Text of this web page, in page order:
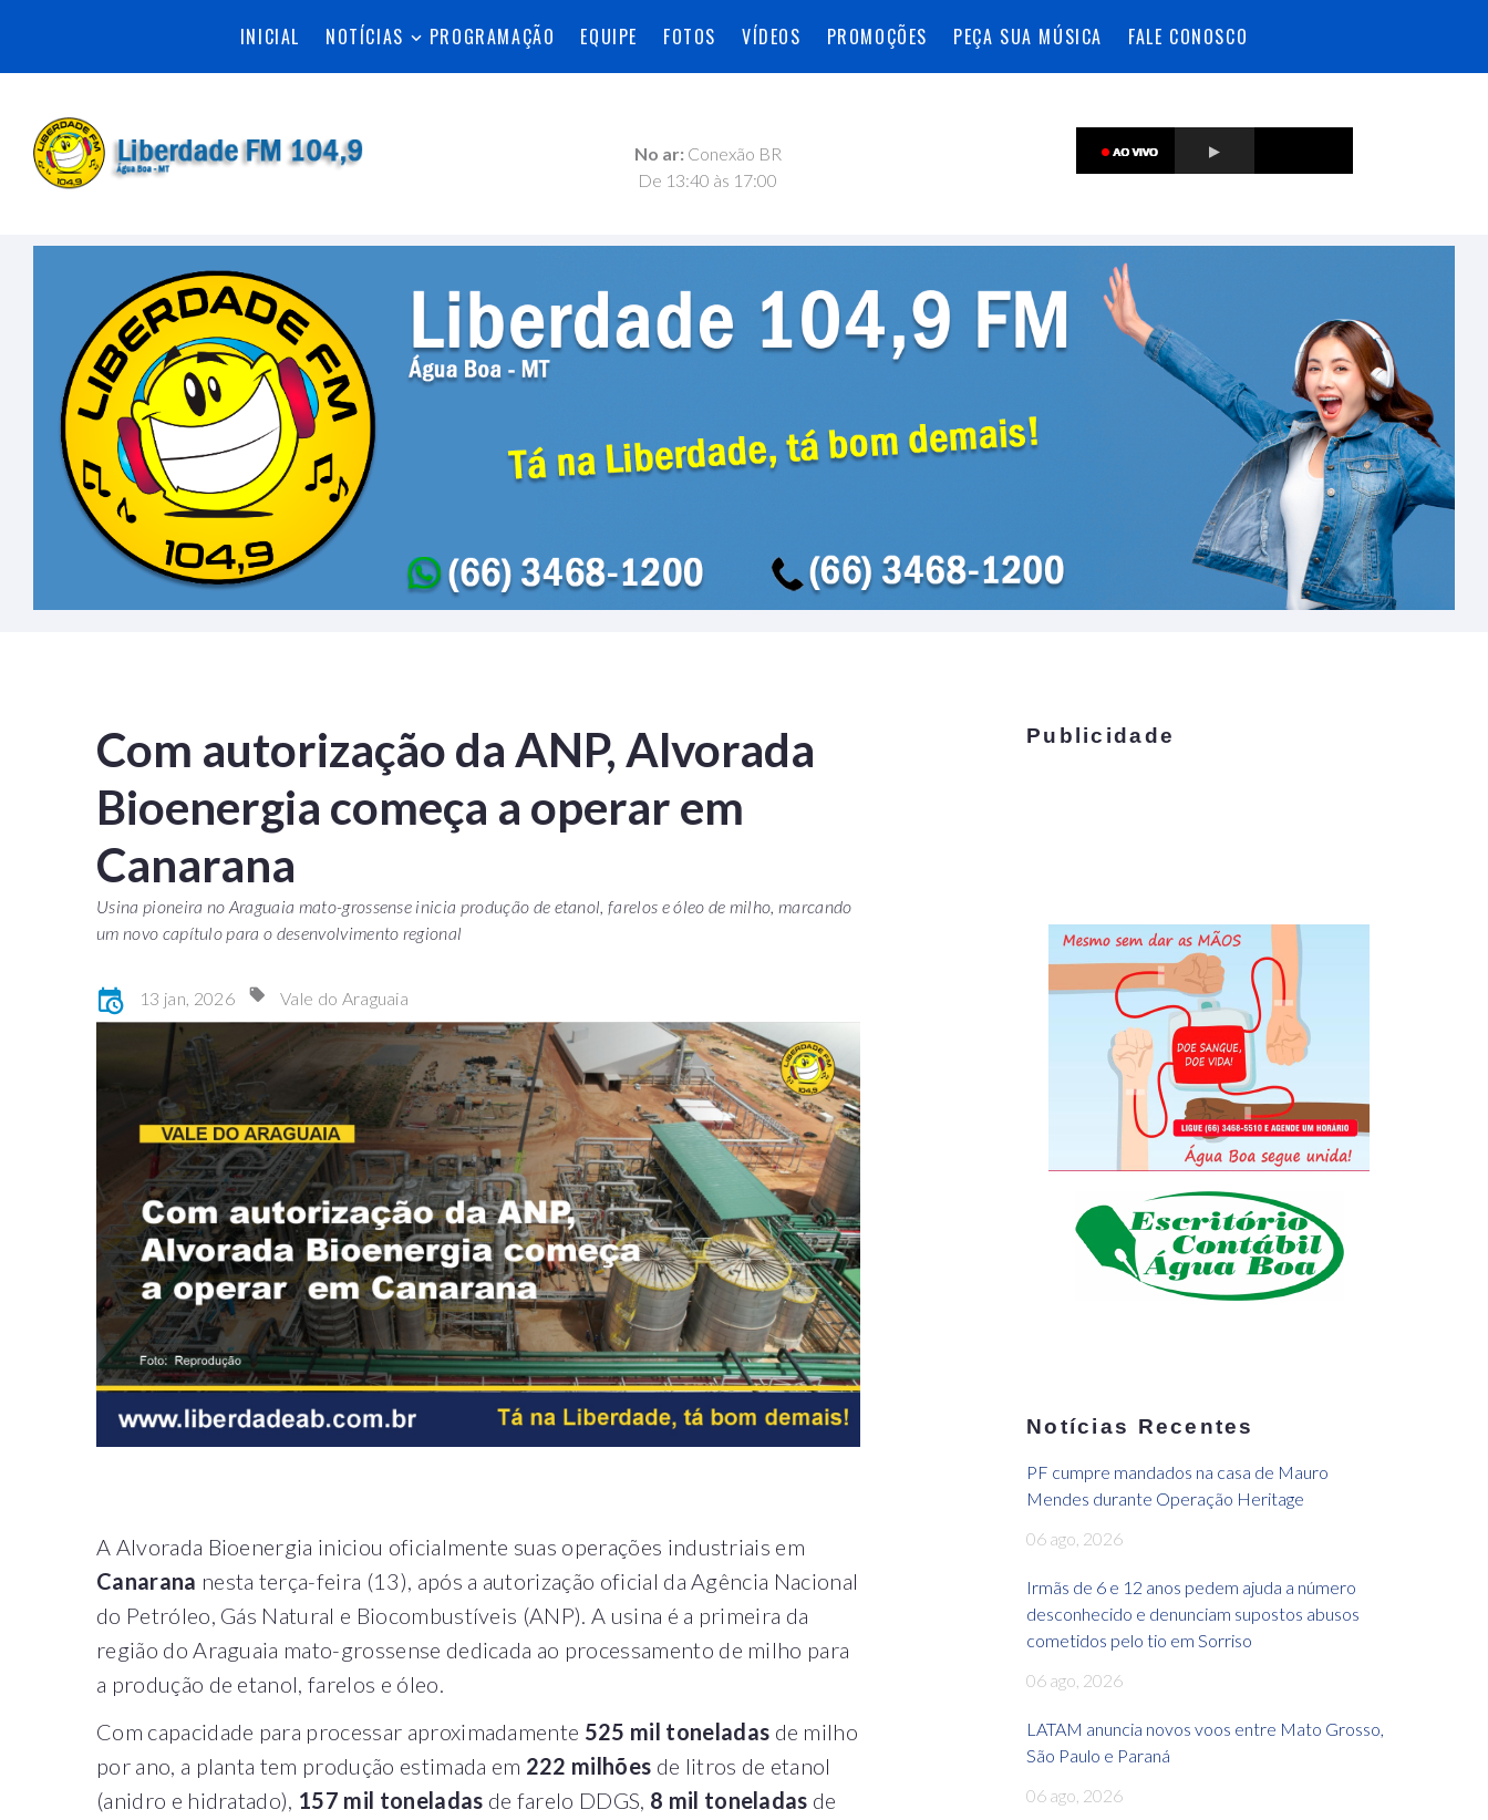
INICIAL NOTÍCIAS PROGRAMAÇÃO EQUIPE FOTOS VÍDEOS PROMOÇÕES PEÇA SUA MÚSICA FALE CONOSCO
No ar: Conexão BR
De 13:40 às 17:00
Com autorização da ANP, Alvorada
Bioenergia começa a operar em
Canarana
Usina pioneira no Araguaia mato-grossense inicia produção de etanol, farelos e óleo de milho, marcando
um novo capítulo para o desenvolvimento regional
13 jan, 2026 Vale do Araguaia
A Alvorada Bioenergia iniciou oficialmente suas operações industriais em
Canarana nesta terça-feira (13), após a autorização oficial da Agência Nacional
do Petróleo, Gás Natural e Biocombustíveis (ANP). A usina é a primeira da
região do Araguaia mato-grossense dedicada ao processamento de milho para
a produção de etanol, farelos e óleo.
Com capacidade para processar aproximadamente 525 mil toneladas de milho
por ano, a planta tem produção estimada em 222 milhões de litros de etanol
(anidro e hidratado), 157 mil toneladas de farelo DDGS, 8 mil toneladas de
Publicidade
Notícias Recentes
PF cumpre mandados na casa de Mauro
Mendes durante Operação Heritage
06 ago, 2026
Irmãs de 6 e 12 anos pedem ajuda a número
desconhecido e denunciam supostos abusos
cometidos pelo tio em Sorriso
06 ago, 2026
LATAM anuncia novos voos entre Mato Grosso,
São Paulo e Paraná
06 ago, 2026